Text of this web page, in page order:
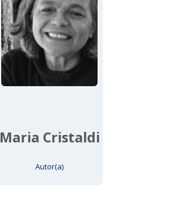
Maria Cristaldi
Autor(a)